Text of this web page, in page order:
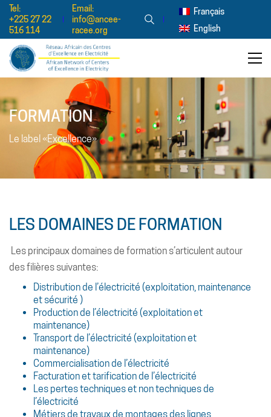
Tel:
+225 27 22
516 114
Email:
info@ancee-
racee.org
Français
English
FORMATION
Le label «Excellence»
LES DOMAINES DE FORMATION
Les principaux domaines de formation s’articulent autour
des filières suivantes:
Distribution de l’électricité (exploitation, maintenance
et sécurité )
Production de l’électricité (exploitation et
maintenance)
Transport de l’électricité (exploitation et
maintenance)
Commercialisation de l’électricité
Facturation et tarification de l’électricité
Les pertes techniques et non techniques de
l’électricité
Métiers de travaux de montages des lignes